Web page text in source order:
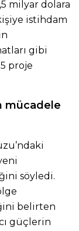
milyar dolara
istihdam
gibi
proje
mücadele
söyledi.
belirten
güçlerin